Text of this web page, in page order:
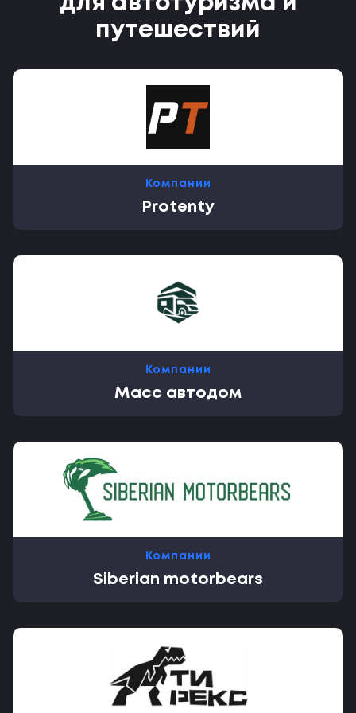
путешествий
Компании
Protenty
Компании
Масс автодом
Компании
Siberian motorbears